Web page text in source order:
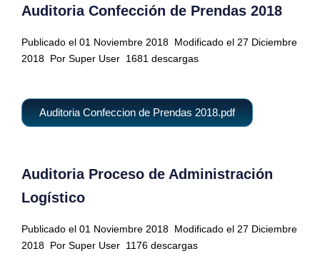
Auditoria Confección de Prendas 2018
Publicado el 01 Noviembre 2018 Modificado el 27 Diciembre
2018 Por Super User 1681 descargas
Auditoria Confeccion de Prendas 2018.pdf
Auditoria Proceso de Administración
Logístico
Publicado el 01 Noviembre 2018 Modificado el 27 Diciembre
2018 Por Super User 1176 descargas